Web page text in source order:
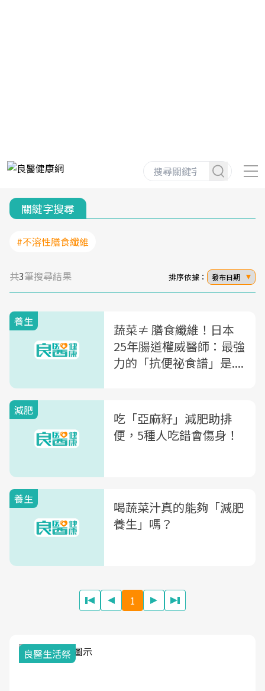
關鍵字搜尋
#不溶性膳食纖維
共3筆搜尋結果 排序依據： 發布日期
養生
蔬菜≠ 膳食纖維！日本
25年腸道權威醫師：最強
力的「抗便祕食譜」是....
減肥
吃「亞麻籽」減肥助排
便，5種人吃錯會傷身！
養生
喝蔬菜汁真的能夠「減肥
養生」嗎？
1
良醫生活祭